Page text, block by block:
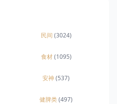
民间 (3024)
食材(1095)
安神(537)
健脾类(497)